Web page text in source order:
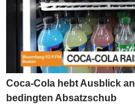
Coca-Cola hebt Ausblick
bedingten Absatzschub